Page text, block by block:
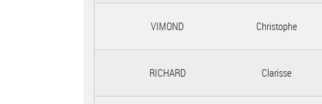
VIMOND Christophe
RICHARD Clarisse